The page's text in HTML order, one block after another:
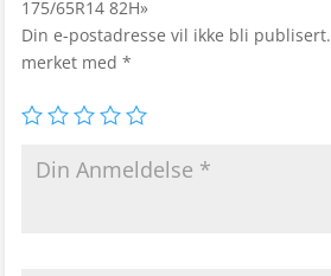
175/65R14 82H»
Din e-postadresse vil ikke bli publisert.
merket med *